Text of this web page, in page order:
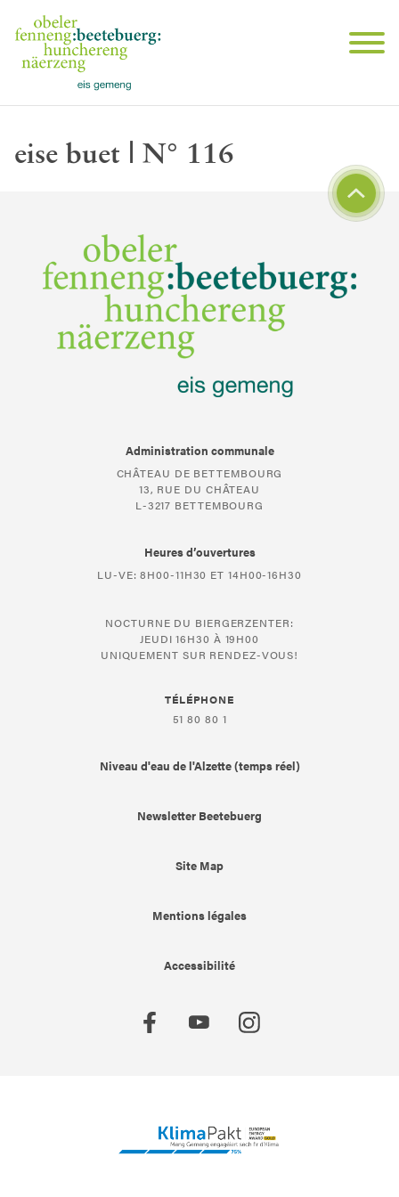
eise buet | N° 116
Administration communale
CHÂTEAU DE BETTEMBOURG
13, RUE DU CHÂTEAU
L-3217 BETTEMBOURG
Heures d’ouvertures
LU-VE: 8H00-11H30 ET 14H00-16H30
NOCTURNE DU BIERGERZENTER:
JEUDI 16H30 À 19H00
UNIQUEMENT SUR RENDEZ-VOUS!
TÉLÉPHONE
51 80 80 1
Niveau d'eau de l'Alzette (temps réel)
Newsletter Beetebuerg
Site Map
Mentions légales
Accessibilité